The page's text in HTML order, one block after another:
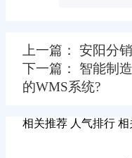
上一篇： 安阳分
下一篇： 智能制
的WMS系统?
相关推荐 人气排行 相